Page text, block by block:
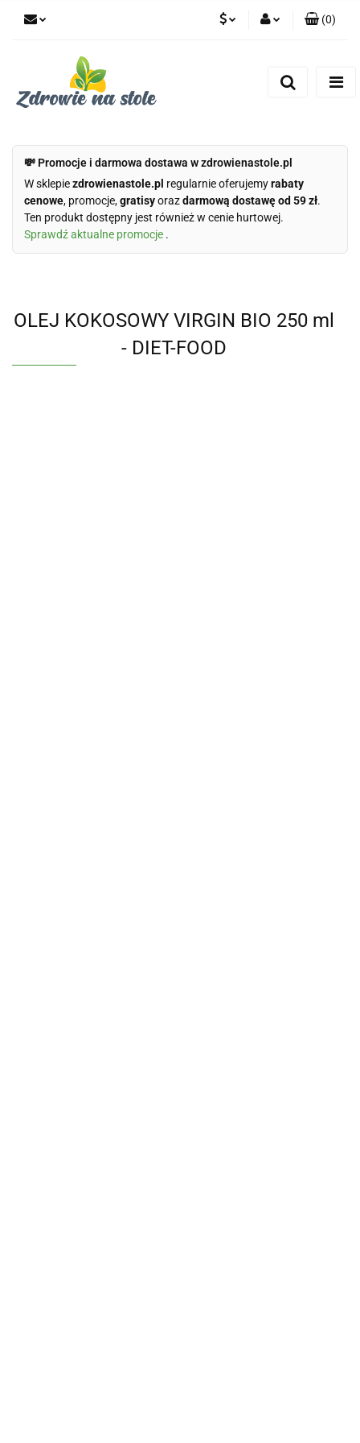
(0)
💸 Promocje i darmowa dostawa w zdrowienastole.pl
W sklepiezdrowienastole.pl regularnie oferujemyrabaty
cenowe, promocje,gratisyorazdarmową dostawę od 59 zł.
Ten produkt dostępny jest również w cenie hurtowej.
Sprawdź aktualne promocje .
OLEJ KOKOSOWY VIRGIN BIO 250 ml
- DIET-FOOD